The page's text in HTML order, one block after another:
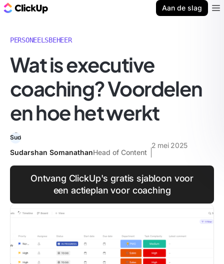
Aan de slag
PERSONEELSBEHEER
Wat is executive
coaching? Voordelen
en hoe het werkt
Sudarshan SomanathanHead of Content
2 mei 2025
Ontvang ClickUp's gratis sjabloon voor
een actieplan voor coaching